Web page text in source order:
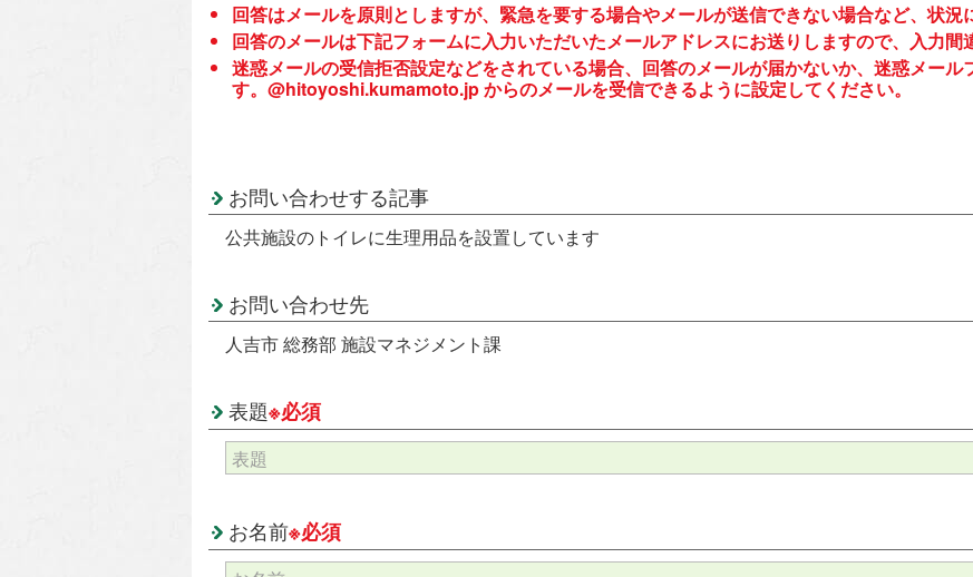
回答はメールを原則としますが、緊急を要する場合やメールが送信できない場合など、状況
回答のメールは下記フォームに入力いただいたメールアドレスにお送りしますので、入力間
迷惑メールの受信拒否設定などをされている場合、回答のメールが届かないか、迷惑メール
す。@hitoyoshi.kumamoto.jp からのメールを受信できるように設定してください。
お問い合わせする記事
公共施設のトイレに生理用品を設置しています
お問い合わせ先
人吉市 総務部 施設マネジメント課
表題※必須
お名前※必須